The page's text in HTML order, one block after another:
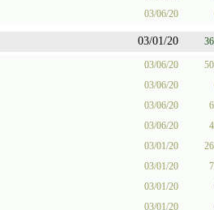
03/06/20
03/01/20
03/06/20
03/06/20
03/06/20
03/06/20
03/01/20
03/01/20
03/01/20
03/01/20